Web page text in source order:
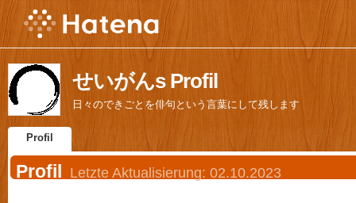
せいがんs Profil
日々のできごとを俳句という言葉にして残します
Profil
Profil Letzte Aktualisierung: 02.10.2023